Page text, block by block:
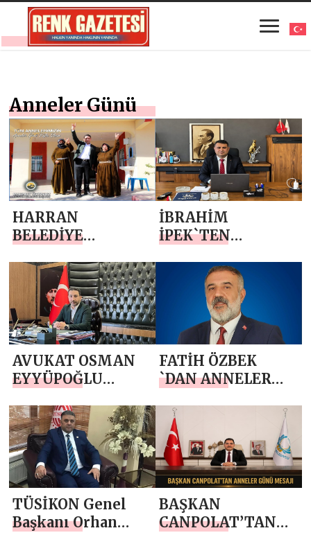
Anneler Günü
HARRAN
BELEDİYE
MAHMUT
ÖZYAVUZ: ANNE
SEVGİSİ,
SEVGİLERİN EN
BÜYÜĞÜ, EN
KIYMETLİSİDİR
İBRAHİM
İPEK`TEN
MESAJI
AVUKAT OSMAN
EYYÜPOĞLU
GÜNÜ MESAJI
FATİH ÖZBEK
`DAN ANNELER
TÜSİKON Genel
Başkanı Orhan
BAŞKAN
CANPOLAT’TAN